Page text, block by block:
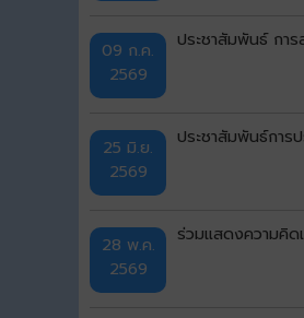
09 ก.ค.
2569
ประชาสัมพันธ์ กา
25 มิ.ย.
2569
ประชาสัมพันธ์การ
28 พ.ค.
2569
ร่วมแสดงความคิ